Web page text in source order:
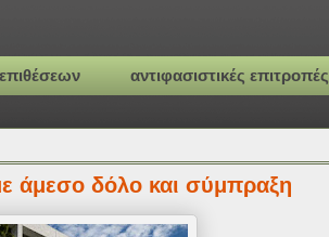
αντιφασιστικές επιτροπές
άμεσο δόλο και σύμπραξη